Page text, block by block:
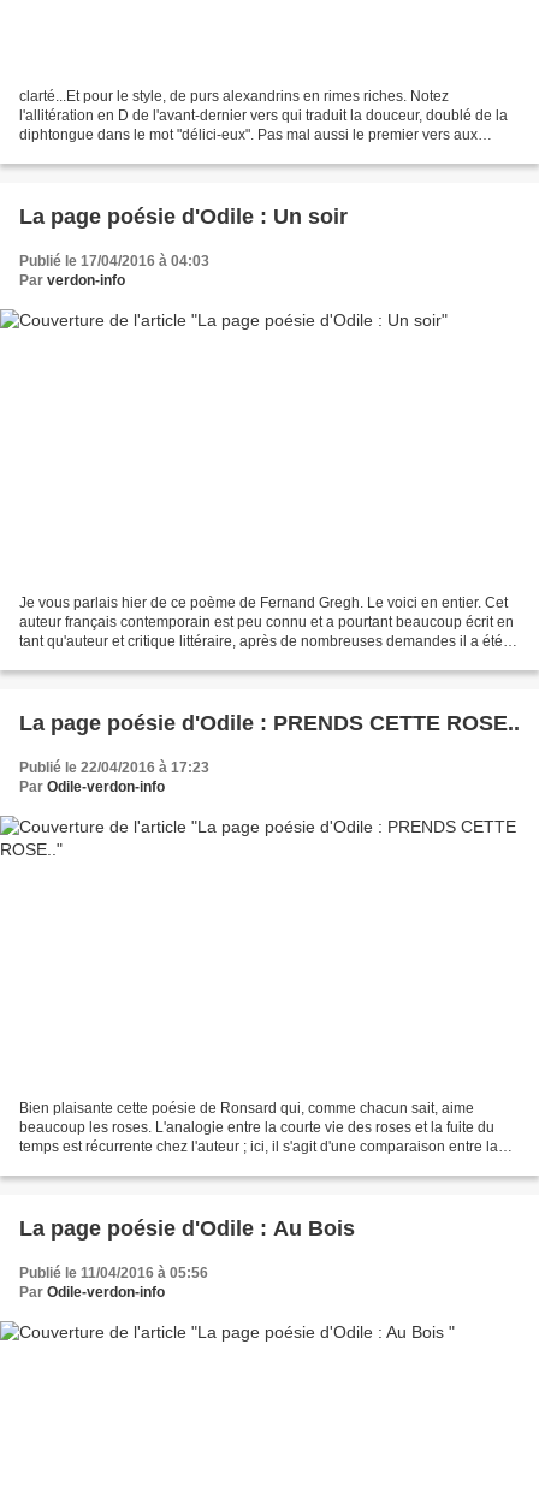
clarté...Et pour le style, de purs alexandrins en rimes riches. Notez
l'allitération en D de l'avant-dernier vers qui traduit la douceur, doublé de la
diphtongue dans le mot "délici-eux". Pas mal aussi le premier vers aux
La page poésie d'Odile : Un soir
Publié le 17/04/2016 à 04:03
Par verdon-info
Je vous parlais hier de ce poème de Fernand Gregh. Le voici en entier. Cet
auteur français contemporain est peu connu et a pourtant beaucoup écrit en
tant qu'auteur et critique littéraire, après de nombreuses demandes il a été
La page poésie d'Odile : PRENDS CETTE ROSE..
Publié le 22/04/2016 à 17:23
Par Odile-verdon-info
Bien plaisante cette poésie de Ronsard qui, comme chacun sait, aime
beaucoup les roses. L'analogie entre la courte vie des roses et la fuite du
temps est récurrente chez l'auteur ; ici, il s'agit d'une comparaison entre la
La page poésie d'Odile : Au Bois
Publié le 11/04/2016 à 05:56
Par Odile-verdon-info